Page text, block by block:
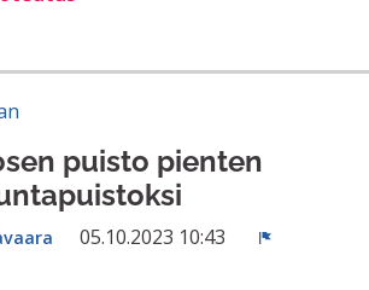
puisto pienten
05.10.2023 10:43